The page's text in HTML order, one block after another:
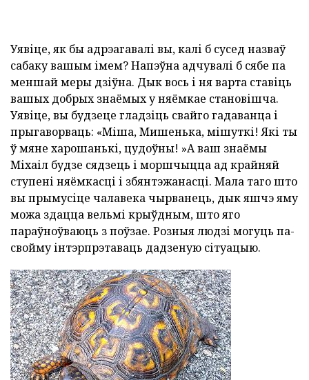
Уявіце, як бы адрэагавалі вы, калі б сусед назваў
сабаку вашым імем? Напэўна адчувалі б сябе па
меншай меры дзіўна. Дык вось і ня варта ставіць
вашых добрых знаёмых у няёмкае становішча.
Уявіце, вы будзеце гладзіць свайго гадаванца і
прыгаворваць: «Міша, Мишенька, мішуткі! Які ты
ў мяне харошанькі, цудоўны! »А ваш знаёмы
Міхаіл будзе сядзець і моршчыцца ад крайняй
ступені няёмкасці і збянтэжанасці. Мала таго што
вы прымусіце чалавека чырванець, дык яшчэ яму
можа здацца вельмі крыўдным, што яго
параўноўваюць з поўзае. Розныя людзі могуць па-
свойму інтэрпрэтаваць дадзеную сітуацыю.